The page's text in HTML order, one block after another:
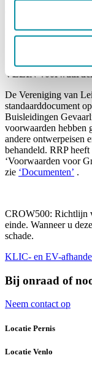
Meer info hierover
VELIN-
De Vereniging van
standaarddocument
Buisleidingen
voorwaarden hebben
andere ontwerpeisen
behandeld. RRP
‘Voorwaarden voor
zie ‘Documenten’ .
CROW500: Richtlijn
einde. Wanneer u
schade.
KLIC- en EV-
Bij onraad of
Neem contact op
Locatie Pernis
Locatie Venlo